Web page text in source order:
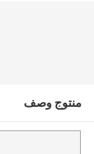
منتوج وصف